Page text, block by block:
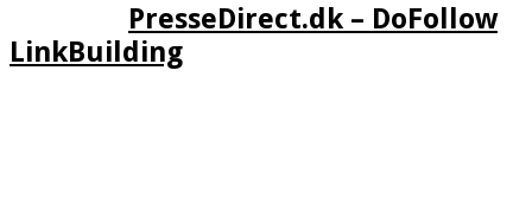
PresseDirect.dk – DoFollow
LinkBuilding